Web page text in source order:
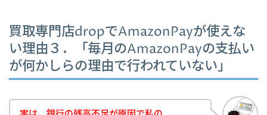
買取専門店dropでAmazonPayが使えな
い理由３．「毎月のAmazonPayの支払い
が何かしらの理由で行われていない」